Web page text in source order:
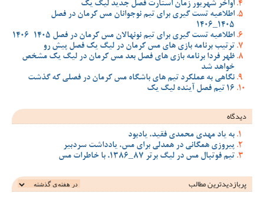
اواخر شهریور زمان استارت فصل جدید لیگ یک
اطلاعیه تست گیری برای تیم نوجوانان مس کرمان در فصل
1405_1406
اطلاعیه تست گیری برای تیم نونهالان مس کرمان در فصل 1405-1406
ترتیب برنامه بازی های مس کرمان در لیگ یک فصل پیش رو
ظهر فردا برنامه بازی های فصل بعد مس کرمان در لیگ یک مشخص
خواهد شد
نگاهی به عملکرد تیم های باشگاه مس کرمان در فصلی که گذشت
16 تیم فصل آینده لیگ یک
دیدگاه
به یاد مهدی محمدی فقید، یادبود
پیروزی همگانی در همدلی برای مس، یادداشت سردبیر
تیم فوتبال مس در لیگ برتر 87_1386، با خاطرات مس
پربازدیدترین‌ مطالب